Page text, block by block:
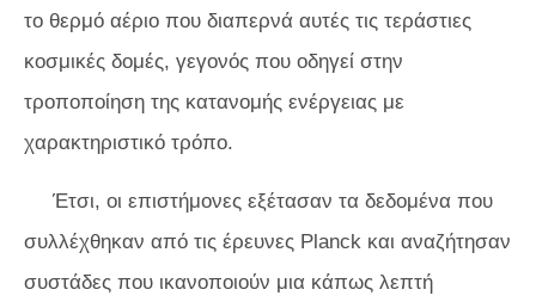
το θερμό αέριο που διαπερνά αυτές τις τεράστιες
κοσμικές δομές, γεγονός που οδηγεί στην
τροποποίηση της κατανομής ενέργειας με
χαρακτηριστικό τρόπο.
Έτσι, οι επιστήμονες εξέτασαν τα δεδομένα που
συλλέχθηκαν από τις έρευνες Planck και αναζήτησαν
συστάδες που ικανοποιούν μια κάπως λεπτή